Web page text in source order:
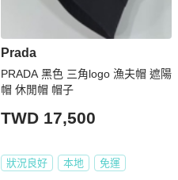
Prada
PRADA 黑色 三角logo 漁夫帽 遮陽
帽 休閒帽 帽子
TWD 17,500
狀況良好 本地 免運